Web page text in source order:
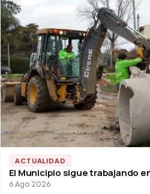
ACTUALIDAD
El Municipio sigue trabajando
6 Ago 2026